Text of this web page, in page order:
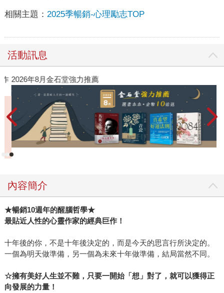
相關主題： 2025季暢銷-心理勵志TOP
活動訊息
2026年8月金石堂強力推薦
內容簡介
★暢銷10週年的醒腦哲學★
最貼近人性的心靈作家的經典巨作！
十年後的你，不是十年後決定的，而是今天的思言行所決定的。
一個為明天做準備，另一個為未來十年做準備，結局當然不同。
☆擁有美好人生並不難，只要一開始「想」對了，就可以獲得正
向發展的力量！